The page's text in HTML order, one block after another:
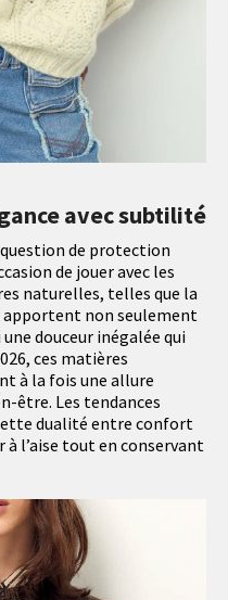
avec subtilité
de protection
de jouer avec les
naturelles, telles que la
apportent non seulement
douceur inégalée qui
ces matières
à la fois une allure
être. Les tendances
dualité entre confort
l’aise tout en conservant